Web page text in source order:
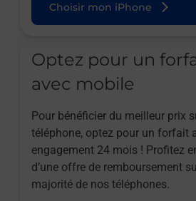
Choisir mon iPhone
Optez pour un
avec mobile
Pour bénéficier du meilleur prix
téléphone, optez pour un forfait
engagement 24 mois ! Profitez
d’une offre de remboursement
majorité de nos téléphones.